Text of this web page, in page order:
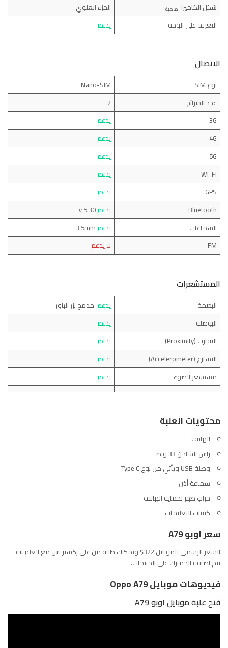
شكل الكاميرا امامية
الجزء العلوي
التعرف على الوجه
يدعم
الاتصال
نوع SIM
Nano-SIM
عدد الشرائح
2
3G
يدعم
4G
يدعم
5G
يدعم
WI-FI
يدعم
GPS
يدعم
Bluetooth
يدعمv 5.30
السماعات
يدعم
FM
لا يدعم
المستشعرات
البصمة يدعم مدمج بزر الباور
البوصلة
يدعم
التقارب (Proximity)
يدعم
التسارع (Accelerometer)
يدعم
مستشعر الضوء
يدعم
محتويات العلبة
الهاتف
راس الشاحن 33 واط
وصلة USB ويأتي من نوع Type C
سماعة أذن
جراب ظهر لحماية الهاتف
كتيبات التعليمات
سعر اوبو A79
السعر الرسمي للموبايل 322$ ويمكنك طلبه من علي إكسبريس مع العلم انه
يتم اضافة الجمارك على المنتجات.
فيديوهات موبايل Oppo A79
فتح علبة موبايل اوبو A79